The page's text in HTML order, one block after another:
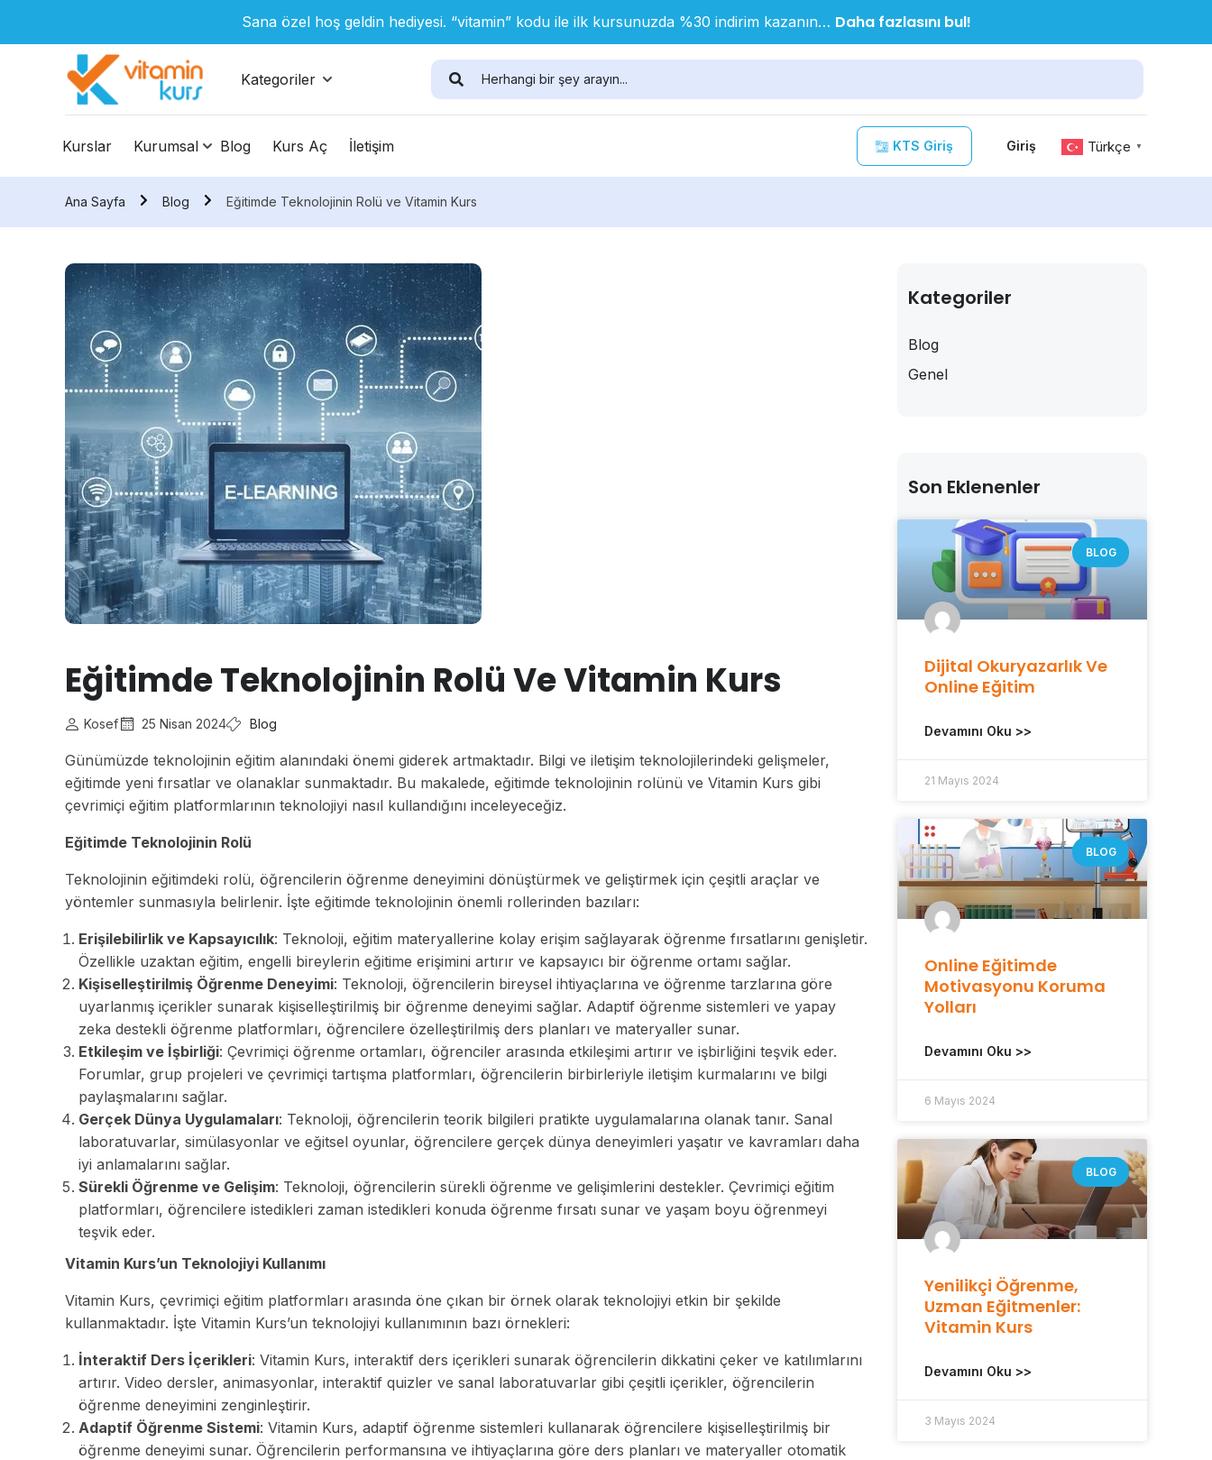
Sana özel hoş geldin hediyesi. “vitamin” kodu ile ilk kursunuzda %30 indirim kazanın… Daha fazlasını bul!
Kategoriler
Kurslar Kurumsal Blog Kurs Aç İletişim KTS Giriş Giriş Türkçe ▼
Ana Sayfa Blog Eğitimde Teknolojinin Rolü ve Vitamin Kurs
Eğitimde Teknolojinin Rolü Ve Vitamin Kurs
Kosef 25 Nisan 2024 Blog
Günümüzde teknolojinin eğitim alanındaki önemi giderek artmaktadır. Bilgi ve iletişim teknolojilerindeki gelişmeler,
eğitimde yeni fırsatlar ve olanaklar sunmaktadır. Bu makalede, eğitimde teknolojinin rolünü ve Vitamin Kurs gibi
çevrimiçi eğitim platformlarının teknolojiyi nasıl kullandığını inceleyeceğiz.
Eğitimde Teknolojinin Rolü
Teknolojinin eğitimdeki rolü, öğrencilerin öğrenme deneyimini dönüştürmek ve geliştirmek için çeşitli araçlar ve
yöntemler sunmasıyla belirlenir. İşte eğitimde teknolojinin önemli rollerinden bazıları:
Erişilebilirlik ve Kapsayıcılık: Teknoloji, eğitim materyallerine kolay erişim sağlayarak öğrenme fırsatlarını genişletir.
Özellikle uzaktan eğitim, engelli bireylerin eğitime erişimini artırır ve kapsayıcı bir öğrenme ortamı sağlar.
Kişiselleştirilmiş Öğrenme Deneyimi: Teknoloji, öğrencilerin bireysel ihtiyaçlarına ve öğrenme tarzlarına göre
uyarlanmış içerikler sunarak kişiselleştirilmiş bir öğrenme deneyimi sağlar. Adaptif öğrenme sistemleri ve yapay
zeka destekli öğrenme platformları, öğrencilere özelleştirilmiş ders planları ve materyaller sunar.
Etkileşim ve İşbirliği: Çevrimiçi öğrenme ortamları, öğrenciler arasında etkileşimi artırır ve işbirliğini teşvik eder.
Forumlar, grup projeleri ve çevrimiçi tartışma platformları, öğrencilerin birbirleriyle iletişim kurmalarını ve bilgi
paylaşmalarını sağlar.
Gerçek Dünya Uygulamaları: Teknoloji, öğrencilerin teorik bilgileri pratikte uygulamalarına olanak tanır. Sanal
laboratuvarlar, simülasyonlar ve eğitsel oyunlar, öğrencilere gerçek dünya deneyimleri yaşatır ve kavramları daha
iyi anlamalarını sağlar.
Sürekli Öğrenme ve Gelişim: Teknoloji, öğrencilerin sürekli öğrenme ve gelişimlerini destekler. Çevrimiçi eğitim
platformları, öğrencilere istedikleri zaman istedikleri konuda öğrenme fırsatı sunar ve yaşam boyu öğrenmeyi
teşvik eder.
Vitamin Kurs’un Teknolojiyi Kullanımı
Vitamin Kurs, çevrimiçi eğitim platformları arasında öne çıkan bir örnek olarak teknolojiyi etkin bir şekilde
kullanmaktadır. İşte Vitamin Kurs’un teknolojiyi kullanımının bazı örnekleri:
İnteraktif Ders İçerikleri: Vitamin Kurs, interaktif ders içerikleri sunarak öğrencilerin dikkatini çeker ve katılımlarını
artırır. Video dersler, animasyonlar, interaktif quizler ve sanal laboratuvarlar gibi çeşitli içerikler, öğrencilerin
öğrenme deneyimini zenginleştirir.
Adaptif Öğrenme Sistemi: Vitamin Kurs, adaptif öğrenme sistemleri kullanarak öğrencilere kişiselleştirilmiş bir
öğrenme deneyimi sunar. Öğrencilerin performansına ve ihtiyaçlarına göre ders planları ve materyaller otomatik
Kategoriler
Blog
Genel
Son Eklenenler
BLOG
Dijital Okuryazarlık Ve
Online Eğitim
Devamını Oku >>
21 Mayıs 2024
BLOG
Online Eğitimde
Motivasyonu Koruma
Yolları
Devamını Oku >>
6 Mayıs 2024
BLOG
Yenilikçi Öğrenme,
Uzman Eğitmenler:
Vitamin Kurs
Devamını Oku >>
3 Mayıs 2024